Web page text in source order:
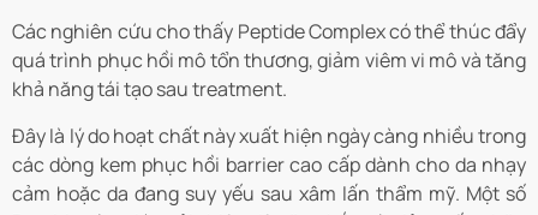
Các nghiên cứu cho thấy Peptide Complex có thể thúc đẩy
quá trình phục hồi mô tổn thương, giảm viêm vi mô và tăng
khả năng tái tạo sau treatment.
Đây là lý do hoạt chất này xuất hiện ngày càng nhiều trong
các dòng kem phục hồi barrier cao cấp dành cho da nhạy
cảm hoặc da đang suy yếu sau xâm lấn thẩm mỹ. Một số